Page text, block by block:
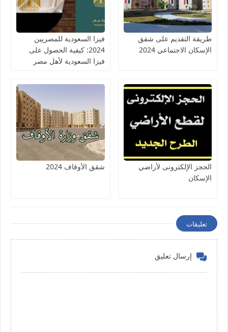
طريقة التقديم على شقق
الإسكان الاجتماعي 2024
فيزا السعودية للمصريين
2024: كيفية الحصول على
فيزا السعودية لأهل مصر
الحجز الإلكترونى لأراضي
الإسكان
شقق الأوقاف 2024
تعليقات
إرسال تعليق